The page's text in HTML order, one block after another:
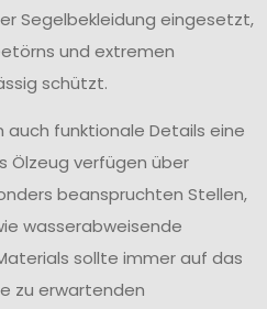
Segelbekleidung eingesetzt,
und extremen
schützt.
funktionale Details eine
Ölzeug verfügen über
beanspruchten Stellen,
wasserabweisende
sollte immer auf das
zu erwartenden